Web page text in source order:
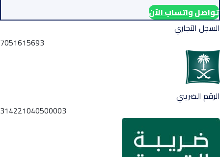
تواصل واتساب الآن
السجل التجاري
7051615693
الرقم الضريبي
314221040500003